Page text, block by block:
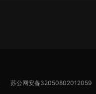
苏公网安备32050802012059